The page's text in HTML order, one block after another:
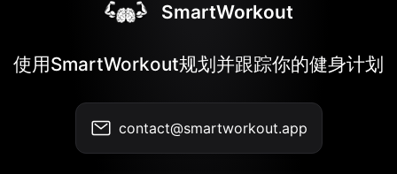
SmartWorkout
使用SmartWorkout规划并跟踪你的健身计划
contact@smartworkout.app